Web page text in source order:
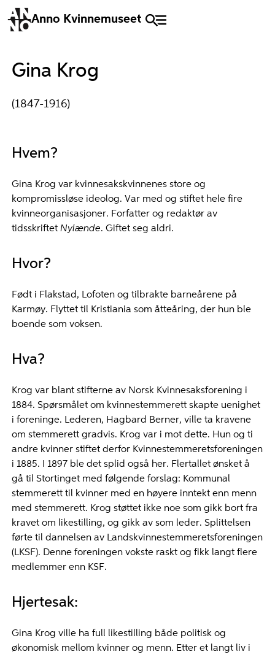
Anno Kvinnemuseet
Gina Krog
(1847-1916)
Hvem?
Gina Krog var kvinnesakskvinnenes store og
kompromissløse ideolog. Var med og stiftet hele fire
kvinneorganisasjoner. Forfatter og redaktør av
tidsskriftet Nylænde. Giftet seg aldri.
Hvor?
Født i Flakstad, Lofoten og tilbrakte barneårene på
Karmøy. Flyttet til Kristiania som åtteåring, der hun ble
boende som voksen.
Hva?
Krog var blant stifterne av Norsk Kvinnesaksforening i
1884. Spørsmålet om kvinnestemmerett skapte uenighet
i foreninge. Lederen, Hagbard Berner, ville ta kravene
om stemmerett gradvis. Krog var i mot dette. Hun og ti
andre kvinner stiftet derfor Kvinnestemmeretsforeningen
i 1885. I 1897 ble det splid også her. Flertallet ønsket å
gå til Stortinget med følgende forslag: Kommunal
stemmerett til kvinner med en høyere inntekt enn menn
med stemmerett. Krog støttet ikke noe som gikk bort fra
kravet om likestilling, og gikk av som leder. Splittelsen
førte til dannelsen av Landskvinnestemmeretsforeningen
(LKSF). Denne foreningen vokste raskt og fikk langt flere
medlemmer enn KSF.
Hjertesak:
Gina Krog ville ha full likestilling både politisk og
økonomisk mellom kvinner og menn. Etter et langt liv i